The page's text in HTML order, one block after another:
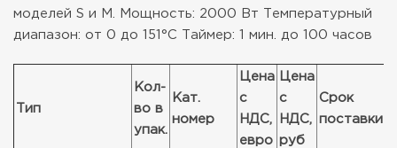
моделей S и М.
Мощность: 2000 Вт Температурный
диапазон: от 0 до 151°C Таймер: 1 мин. до 100 часов
Тип
Кол-
во в
упак.
Кат.
номер
Цена
с
НДС,
евро
Цена
с
НДС,
руб
Срок
поставки